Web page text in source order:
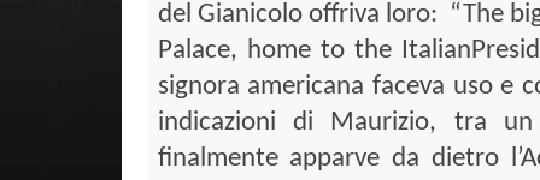
del Gianicolo offriva loro: “The
Palace, home to the
signora americana faceva uso e
indicazioni di Maurizio, tra un
finalmente apparve da dietro